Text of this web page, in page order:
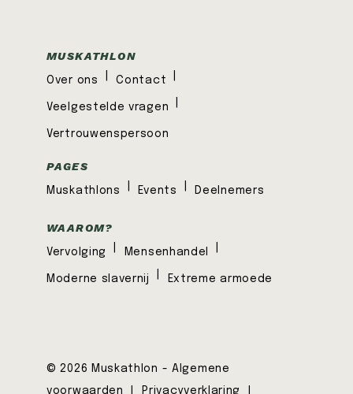
MUSKATHLON
Over ons Contact
Veelgestelde vragen
Vertrouwenspersoon
PAGES
Muskathlons Events Deelnemers
WAAROM?
Vervolging Mensenhandel
Moderne slavernij Extreme armoede
© 2026 Muskathlon - Algemene
voorwaarden
Privacyverklaring